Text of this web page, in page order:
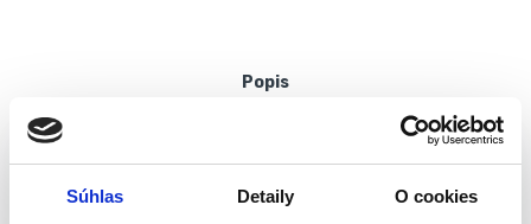
Súhlas Detaily O cookies
Popis
GRAPHITE Horná fréza – frézka 1300W
6-12mm | 59G717